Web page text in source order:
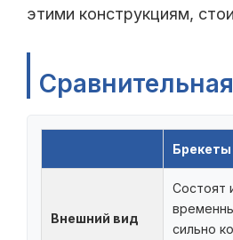
этими конструкциям,
Брекеты
Внешний вид
Состоят
сильно